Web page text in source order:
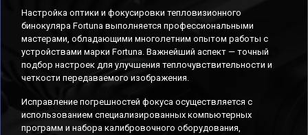
Настройка оптики и фокусировки тепловизионного
бинокуляра Fortuna выполняется профессиональными
мастерами, обладающими многолетним опытом работы с
устройствами марки Fortuna. Важнейший аспект — точный
подбор настроек для улучшения теплочувствительности и
четкости передаваемого изображения.
Исправление погрешностей фокуса осуществляется с
использованием специализированных компьютерных
программ и набора калибровочного оборудования,